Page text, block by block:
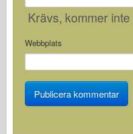
Krävs, kommer
Webbplats